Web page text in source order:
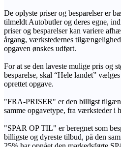
De oplyste priser og besparelser er
tilmeldt Autobutler og deres egne,
priser og besparelser kan variere
årgang, værkstedernes
opgaven ønskes udført.
For at se den laveste mulige pris og
besparelse, skal “Hele landet”
oprettet opgave.
"FRA-PRISER" er den billigst
samme opgavetype, fra værksteder i
"SPAR OP TIL" er beregnet som
billigste og dyreste tilbud, på den